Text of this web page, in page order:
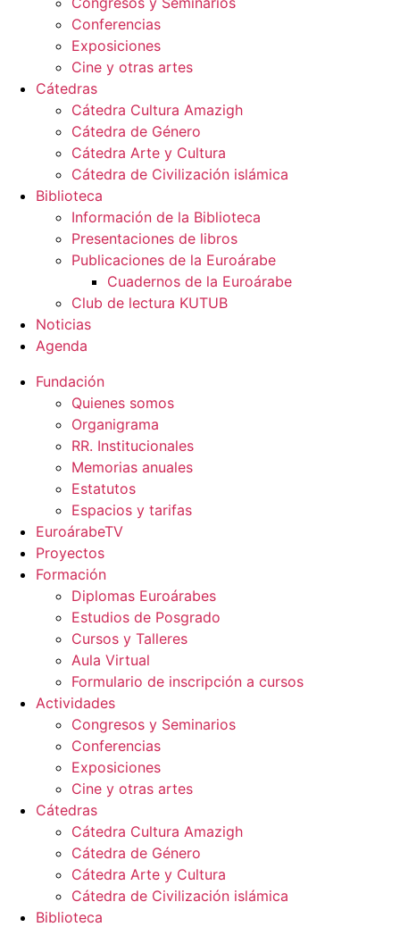
Conferencias
Exposiciones
Cine y otras artes
Cátedras
Cátedra Cultura Amazigh
Cátedra de Género
Cátedra Arte y Cultura
Cátedra de Civilización islámica
Biblioteca
Información de la Biblioteca
Presentaciones de libros
Publicaciones de la Euroárabe
Cuadernos de la Euroárabe
Club de lectura KUTUB
Noticias
Agenda
Fundación
Quienes somos
Organigrama
RR. Institucionales
Memorias anuales
Estatutos
Espacios y tarifas
EuroárabeTV
Proyectos
Formación
Diplomas Euroárabes
Estudios de Posgrado
Cursos y Talleres
Aula Virtual
Formulario de inscripción a cursos
Actividades
Congresos y Seminarios
Conferencias
Exposiciones
Cine y otras artes
Cátedras
Cátedra Cultura Amazigh
Cátedra de Género
Cátedra Arte y Cultura
Cátedra de Civilización islámica
Biblioteca